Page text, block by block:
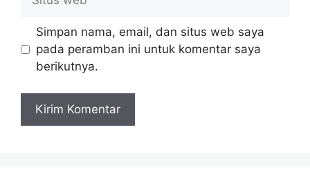
web
Simpan nama, email, dan situs web saya
pada peramban ini untuk komentar saya
berikutnya.